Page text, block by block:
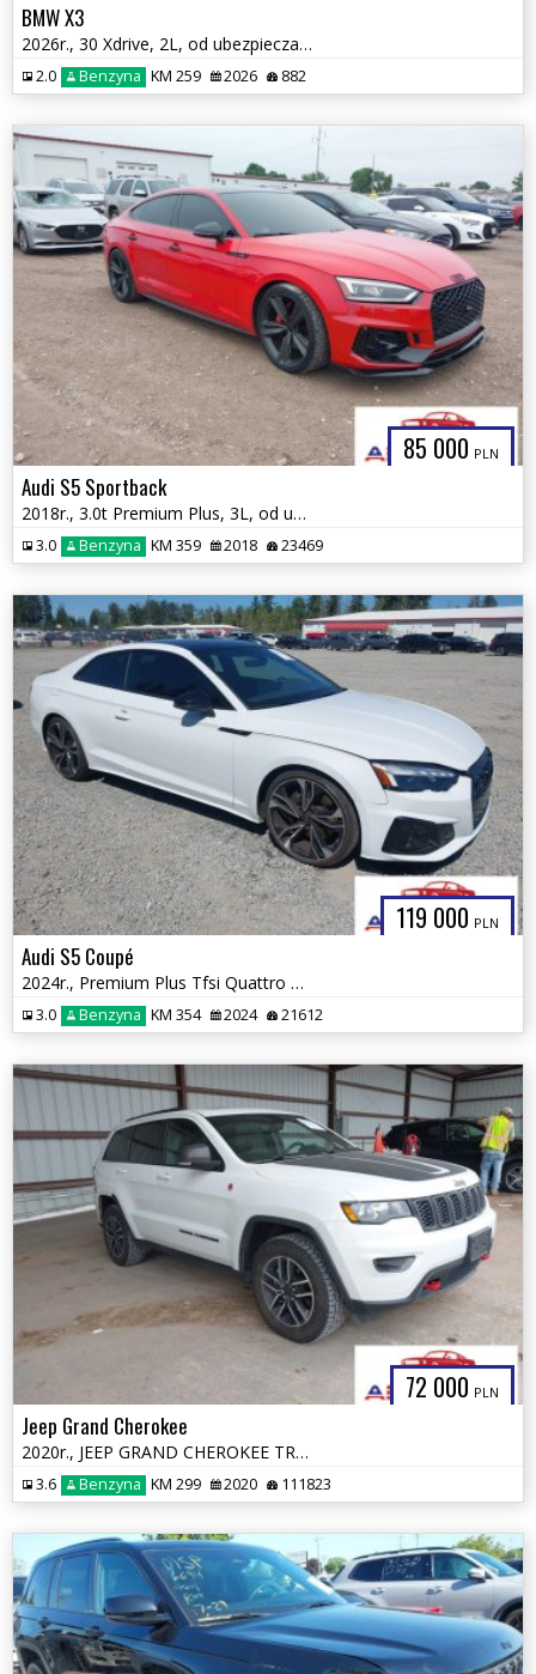
BMW X3
2026r., 30 Xdrive, 2L, od ubezpieczalni
2.0 Benzyna KM 259 2026 882
85 000 PLN
Audi S5 Sportback
2018r., 3.0t Premium Plus, 3L, od ubezpieczalni
3.0 Benzyna KM 359 2018 23469
119 000 PLN
Audi S5 Coupé
2024r., Premium Plus Tfsi Quattro Tiptronic, 3L, od ubezpieczalni
3.0 Benzyna KM 354 2024 21612
72 000 PLN
Jeep Grand Cherokee
2020r., JEEP GRAND CHEROKEE TRAILHAWK 4X4, 3.6L, od ubezpieczalni
3.6 Benzyna KM 299 2020 111823